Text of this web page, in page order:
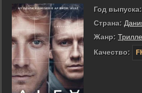
Год выпуска:
Страна:
Жанр:
Качество: